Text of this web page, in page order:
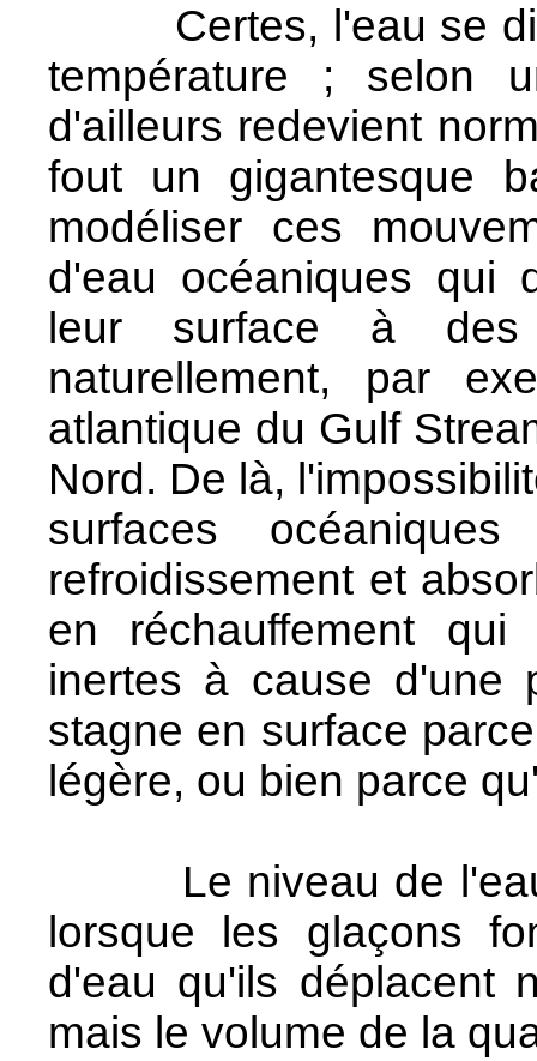
Certes, l'eau se
température ; selon
d'ailleurs redevient
fout un gigantesque
modéliser ces
d'eau océaniques qui
leur surface à des
naturellement, par
atlantique du Gulf
Nord. De là,
surfaces
refroidissement et
en réchauffement
inertes à cause d'une
stagne en surface
légère, ou bien parce
Le niveau de l'eau
lorsque les glaçons
d'eau qu'ils déplacent
mais le volume de la